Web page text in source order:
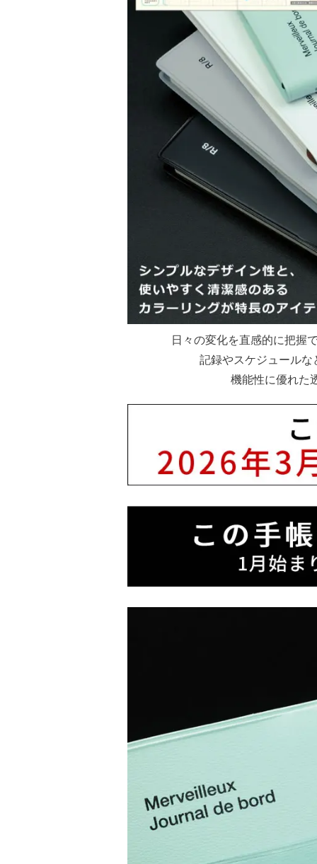
日々の変化を直感的に把握
記録やスケジュール
機能性に優れた